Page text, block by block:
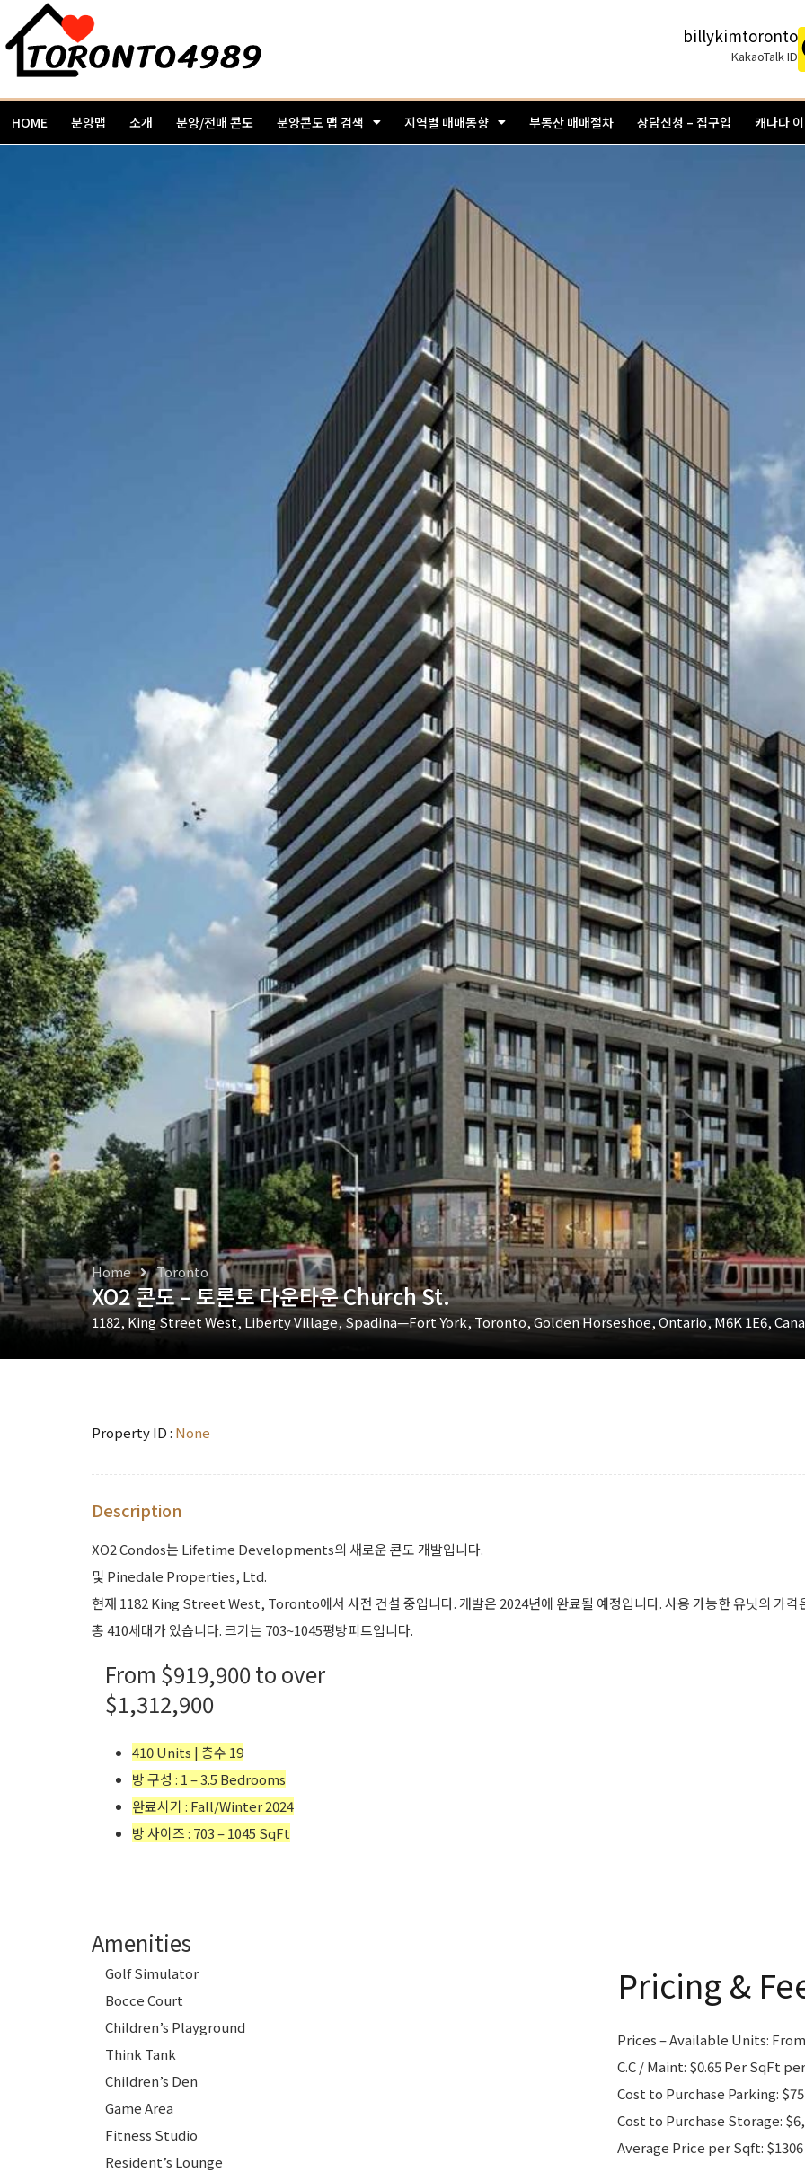
billykimtoronto
KakaoTalk ID
HOME 분양맵 소개 분양/전매 콘도 분양콘도 맵 검색 지역별 매매동향 부동산 매매절차 상담신청 – 집구입 캐나다
Home Toronto
XO2 콘도 – 토론토 다운타운 Church St.
1182, King Street West, Liberty Village, Spadina—Fort York, Toronto, Golden Horseshoe, Ontario, M6K 1E6,
Property ID : None
Description
XO2 Condos는 Lifetime Developments의 새로운 콘도 개발입니다.
및 Pinedale Properties, Ltd.
현재 1182 King Street West, Toronto에서 사전 건설 중입니다. 개발은 2024년에 완료될 예정입니다. 사용 가능한 유닛의 가
총 410세대가 있습니다. 크기는 703~1045평방피트입니다.
From $919,900to over
$1,312,900
410 Units | 층수 19
방 구성 : 1 – 3.5 Bedrooms
완료시기 : Fall/Winter 2024
방 사이즈 : 703 – 1045 SqFt
Amenities
Golf Simulator
Bocce Court
Children’s Playground
Think Tank
Children’s Den
Game Area
Fitness Studio
Resident’s Lounge
Pricing &
Prices – Available Units:
C.C / Maint: $0.65 Per SqFt
Cost to Purchase Parking:
Cost to Purchase Storage:
Average Price per Sqft: